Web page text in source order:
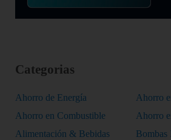
Categorias
Ahorro de Energía
Ahorro
Ahorro en Combustible
Ahorro
Alimentación & Bebidas
Bombas